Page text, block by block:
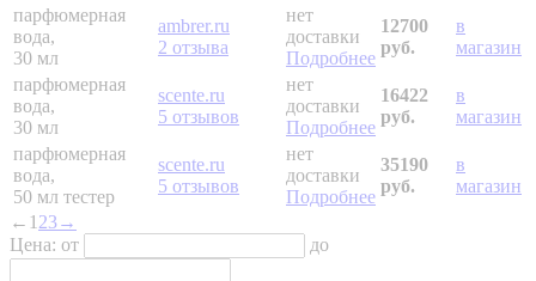
парфюмерная
вода,
30 мл
ambrer.ru
2 отзыва
нет
доставки
Подробнее
12700
руб.
в
магазин
парфюмерная
вода,
30 мл
scente.ru
5 отзывов
нет
доставки
Подробнее
16422
руб.
в
магазин
парфюмерная
вода,
50 мл тестер
scente.ru
5 отзывов
нет
доставки
Подробнее
35190
руб.
в
магазин
← 1 23 →
Цена: от до